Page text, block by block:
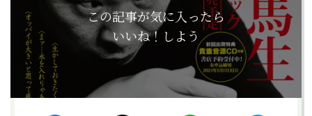
この記事が気に入ったら
いいね！しよう